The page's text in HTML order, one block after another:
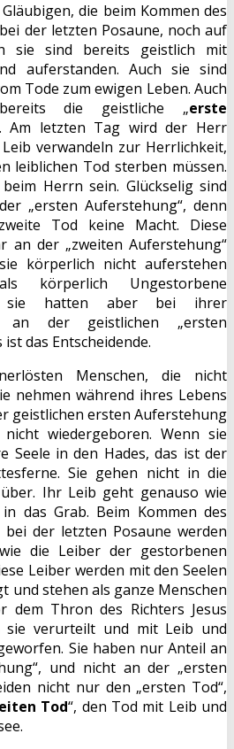
die beim Kommen des
der letzten Posaune, noch auf
sie sind bereits geistlich mit
auferstanden. Auch sie sind
Tode zum ewigen Leben. Auch
die geistliche „erste
Am letzten Tag wird der Herr
verwandeln zur Herrlichkeit,
leiblichen Tod sterben müssen.
Herrn sein. Glückselig sind
„ersten Auferstehung“, denn
Tod keine Macht. Diese
an der „zweiten Auferstehung“
körperlich nicht auferstehen
körperlich Ungestorbene
sie hatten aber bei ihrer
an der geistlichen „ersten
das Entscheidende.
Menschen, die nicht
nehmen während ihres Lebens
geistlichen ersten Auferstehung
wiedergeboren. Wenn sie
Seele in den Hades, das ist der
Sie gehen nicht in die
Ihr Leib geht genauso wie
das Grab. Beim Kommen des
der letzten Posaune werden
die Leiber der gestorbenen
Leiber werden mit den Seelen
und stehen als ganze Menschen
dem Thron des Richters Jesus
sie verurteilt und mit Leib und
Sie haben nur Anteil an
und nicht an der „ersten
nicht nur den „ersten Tod“,
Tod“, den Tod mit Leib und